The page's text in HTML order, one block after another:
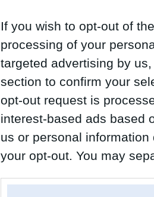
If you wish to opt-out of
processing of your
targeted advertising by
section to confirm your
opt-out request is
interest-based ads based
us or personal
your opt-out. You may